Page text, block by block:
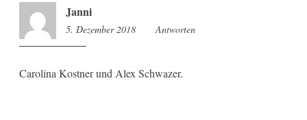
Janni
5. Dezember 2018 9:44
Antworten
Carolina Kostner und Alex Schwazer.